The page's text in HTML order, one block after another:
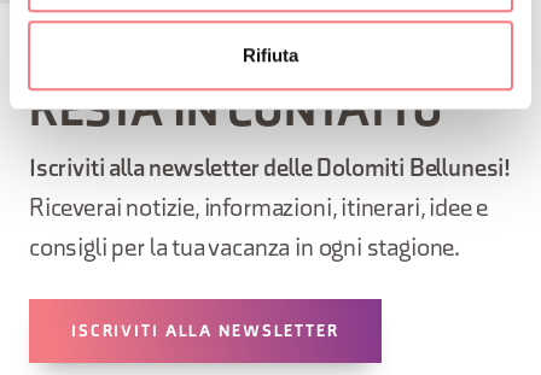
Rifiuta
RESTA IN CONTATTO
Iscriviti alla newsletter delle Dolomiti Bellunesi!
Riceverai notizie, informazioni, itinerari, idee e
consigli per la tua vacanza in ogni stagione.
ISCRIVITI ALLA NEWSLETTER